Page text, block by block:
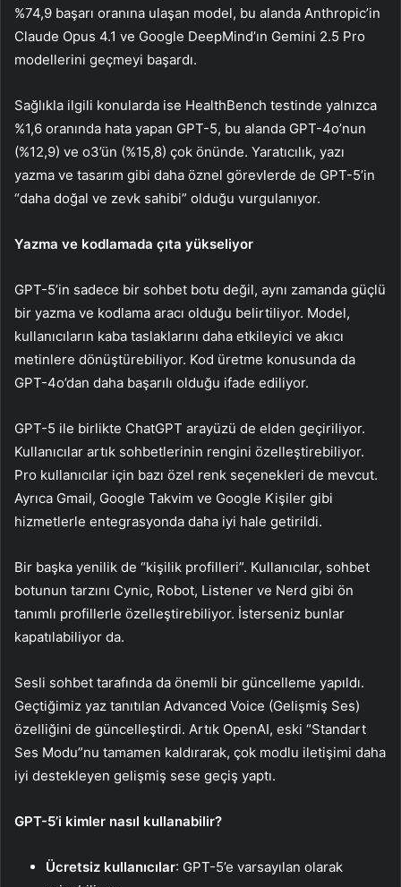
%74,9 başarı oranına ulaşan model, bu alanda Anthropic’in
Claude Opus 4.1 ve Google DeepMind’ın Gemini 2.5 Pro
modellerini geçmeyi başardı.
Sağlıkla ilgili konularda ise HealthBench testinde yalnızca
%1,6 oranında hata yapan GPT-5, bu alanda GPT-4o’nun
(%12,9) ve o3’ün (%15,8) çok önünde. Yaratıcılık, yazı
yazma ve tasarım gibi daha öznel görevlerde de GPT-5’in
“daha doğal ve zevk sahibi” olduğu vurgulanıyor.
Yazma ve kodlamada çıta yükseliyor
GPT-5’in sadece bir sohbet botu değil, aynı zamanda güçlü
bir yazma ve kodlama aracı olduğu belirtiliyor. Model,
kullanıcıların kaba taslaklarını daha etkileyici ve akıcı
metinlere dönüştürebiliyor. Kod üretme konusunda da
GPT-4o’dan daha başarılı olduğu ifade ediliyor.
GPT-5 ile birlikte ChatGPT arayüzü de elden geçiriliyor.
Kullanıcılar artık sohbetlerinin rengini özelleştirebiliyor.
Pro kullanıcılar için bazı özel renk seçenekleri de mevcut.
Ayrıca Gmail, Google Takvim ve Google Kişiler gibi
hizmetlerle entegrasyonda daha iyi hale getirildi.
Bir başka yenilik de “kişilik profilleri”. Kullanıcılar, sohbet
botunun tarzını Cynic, Robot, Listener ve Nerd gibi ön
tanımlı profillerle özelleştirebiliyor. İsterseniz bunlar
kapatılabiliyor da.
Sesli sohbet tarafında da önemli bir güncelleme yapıldı.
Geçtiğimiz yaz tanıtılan Advanced Voice (Gelişmiş Ses)
özelliğini de güncelleştirdi. Artık OpenAI, eski “Standart
Ses Modu”nu tamamen kaldırarak, çok modlu iletişimi daha
iyi destekleyen gelişmiş sese geçiş yaptı.
GPT-5’i kimler nasıl kullanabilir?
Ücretsiz kullanıcılar: GPT-5’e varsayılan olarak